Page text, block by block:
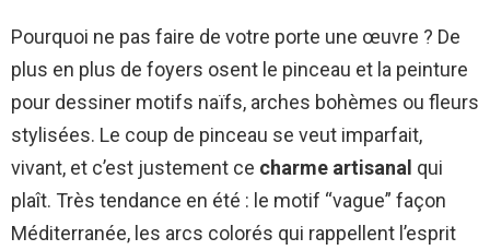
Pourquoi ne pas faire de votre porte une œuvre ? De
plus en plus de foyers osent le pinceau et la peinture
pour dessiner motifs naïfs, arches bohèmes ou fleurs
stylisées. Le coup de pinceau se veut imparfait,
vivant, et c’est justement ce charme artisanal qui
plaît. Très tendance en été : le motif “vague” façon
Méditerranée, les arcs colorés qui rappellent l’esprit